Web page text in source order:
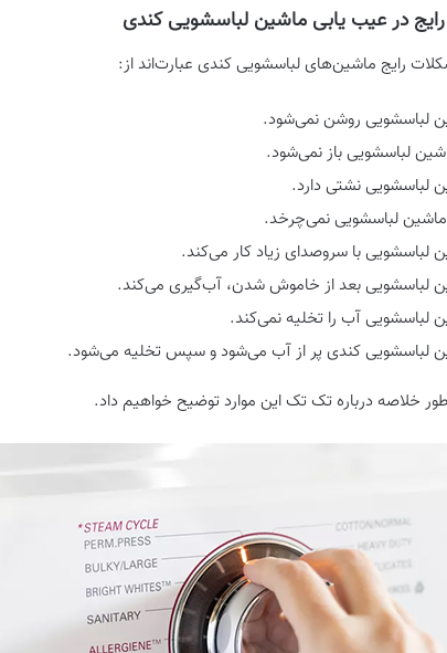
در عیب یابی ماشین لباسشویی کندی
رایج ماشین‌های لباسشویی کندی عبارت‌اند از:
لباسشویی روشن نمی‌شود.
لباسشویی باز نمی‌شود.
لباسشویی نشتی دارد.
ماشین لباسشویی نمی‌چرخد.
لباسشویی با سروصدای زیاد کار می‌کند.
لباسشویی بعد از خاموش شدن، آب‌گیری می‌کند.
لباسشویی آب را تخلیه نمی‌کند.
لباسشویی کندی پر از آب می‌شود و سپس تخلیه می‌شود.
خلاصه درباره تک تک این موارد توضیح خواهیم داد.